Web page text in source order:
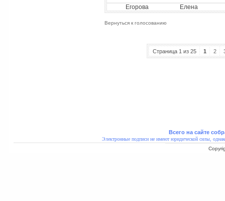
Егорова Елена
Вернуться к голосованию
Страница 1 из 25 1 2
Всего на сайте
Электронные подписи не имеют юридической силы,